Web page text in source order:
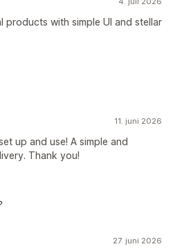
with simple UI and stellar
11. juni 2026
up and use! A simple and
Thank you!
27. juni 2026